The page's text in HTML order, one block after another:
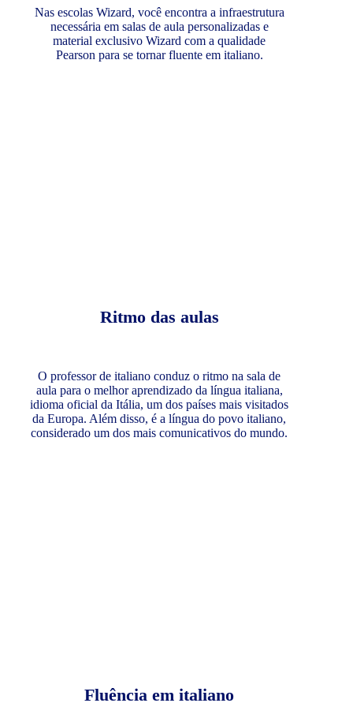
Nas escolas Wizard, você encontra a infraestrutura
necessária em salas de aula personalizadas e
material exclusivo Wizard com a qualidade
Pearson para se tornar fluente em italiano.
Ritmo das aulas
O professor de italiano conduz o ritmo na sala de
aula para o melhor aprendizado da língua italiana,
idioma oficial da Itália, um dos países mais visitados
da Europa. Além disso, é a língua do povo italiano,
considerado um dos mais comunicativos do mundo.
Fluência em italiano